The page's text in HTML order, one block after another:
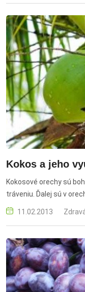
Kokos a jeho
Kokosové orechy sú
tráveniu. Ďalej sú v
C, vápnik, železo a draslík.
11.02.2013